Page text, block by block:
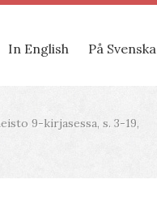
In English På Svenska
9-kirjasessa, s. 3-19,